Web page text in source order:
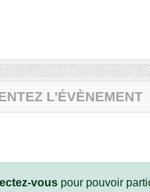
L’ÉVÈNEMENT
vous pour pouvoir